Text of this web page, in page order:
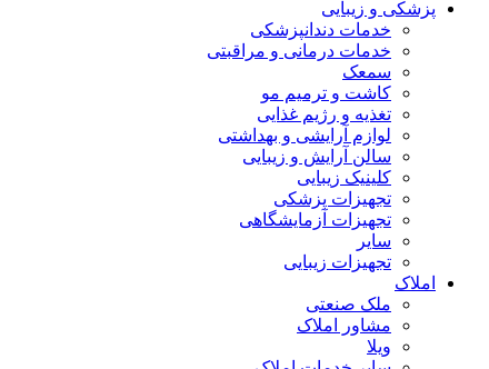
پزشکی و زیبایی
خدمات دندانپزشکی
خدمات درمانی و مراقبتی
سمعک
کاشت و ترمیم مو
تغذیه و رژیم غذایی
لوازم آرایشی و بهداشتی
سالن آرایش و زیبایی
کلینیک زیبایی
تجهیزات پزشکی
تجهیزات آزمایشگاهی
سایر
تجهیزات زیبایی
املاک
ملک صنعتی
مشاور املاک
ویلا